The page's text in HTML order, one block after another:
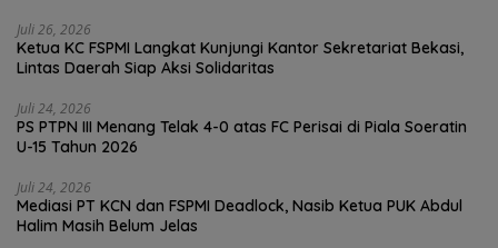
Juli 26, 2026
Ketua KC FSPMI Langkat Kunjungi Kantor Sekretariat Bekasi,
Lintas Daerah Siap Aksi Solidaritas
Juli 24, 2026
PS PTPN III Menang Telak 4-0 atas FC Perisai di Piala Soeratin
U-15 Tahun 2026
Juli 24, 2026
Mediasi PT KCN dan FSPMI Deadlock, Nasib Ketua PUK Abdul